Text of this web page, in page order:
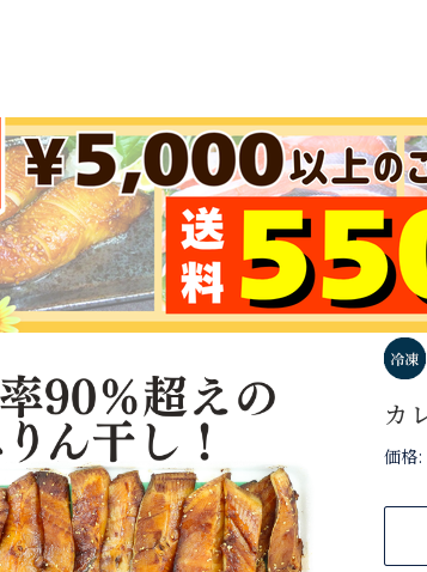
カ
価格: